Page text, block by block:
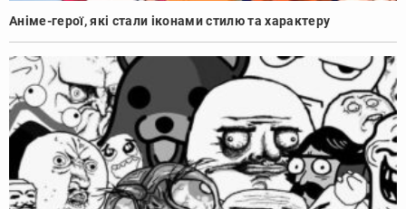
Аніме-герої, які стали іконами стилю та характеру